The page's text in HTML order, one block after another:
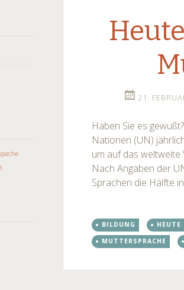
21.
Haben Sie es
Nationen (UN)
um auf das weltweite
Nach Angaben der
Sprachen die Hälfte
BILDUNG
MUTTERSPRACHE